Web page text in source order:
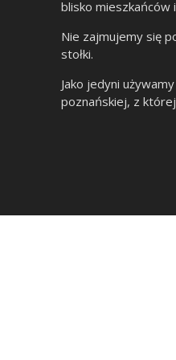
blisko mieszkańców
Nie zajmujemy się
stołki.
Jako jedyni
poznańskiej, z